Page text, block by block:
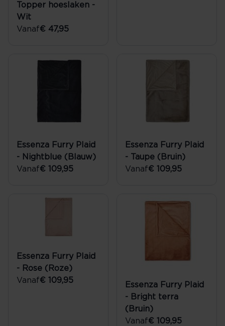
Topper hoeslaken -
Wit
Vanaf€ 47,95
Essenza Furry Plaid
- Nightblue (Blauw)
Vanaf€ 109,95
Essenza Furry Plaid
- Taupe (Bruin)
Vanaf€ 109,95
Essenza Furry Plaid
- Rose (Roze)
Vanaf€ 109,95
Essenza Furry Plaid
- Bright terra
(Bruin)
Vanaf€ 109,95